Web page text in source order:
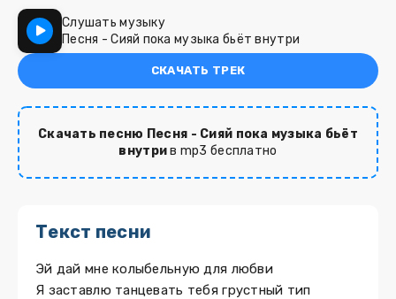
Слушать музыку
Песня - Сияй пока музыка бьёт внутри
СКАЧАТЬ ТРЕК
Скачать песню Песня - Сияй пока музыка бьёт
внутрив mp3 бесплатно
Текст песни
Эй дай мне колыбельную для любви
Я заставлю танцевать тебя грустный тип